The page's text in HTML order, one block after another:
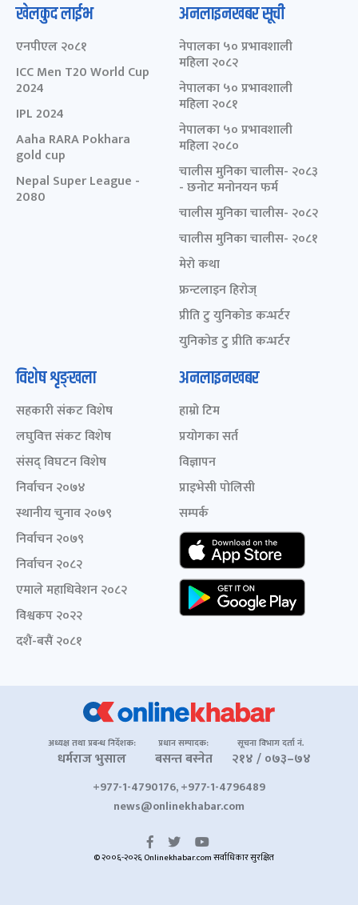
खेलकुद लाईभ
एनपीएल २०८१
ICC Men T20 World Cup
2024
IPL 2024
Aaha RARA Pokhara
gold cup
Nepal Super League -
2080
अनलाइनखबर सूची
नेपालका ५० प्रभावशाली
महिला २०८२
नेपालका ५० प्रभावशाली
महिला २०८१
नेपालका ५० प्रभावशाली
महिला २०८०
चालीस मुनिका चालीस- २०८३
- छनोट मनोनयन फर्म
चालीस मुनिका चालीस- २०८२
चालीस मुनिका चालीस- २०८१
मेरो कथा
फ्रन्टलाइन हिरोज्
प्रीति टु युनिकोड कन्भर्टर
युनिकोड टु प्रीति कन्भर्टर
विशेष शृङ्खला
सहकारी संकट विशेष
लघुवित्त संकट विशेष
संसद् विघटन विशेष
निर्वाचन २०७४
स्थानीय चुनाव २०७९
निर्वाचन २०७९
निर्वाचन २०८२
एमाले महाधिवेशन २०८२
विश्वकप २०२२
दशैं-बसैं २०८१
अनलाइनखबर
हाम्रो टिम
प्रयोगका सर्त
विज्ञापन
प्राइभेसी पोलिसी
सम्पर्क
अध्यक्ष तथा प्रबन्ध निर्देशक:
धर्मराज भुसाल
प्रधान सम्पादक:
बसन्त बस्नेत
सूचना विभाग दर्ता नं.
२१४ / ०७३–७४
+977-1-4790176, +977-1-4796489
news@onlinekhabar.com
© २००६-२०२६ Onlinekhabar.com सर्वाधिकार सुरक्षित